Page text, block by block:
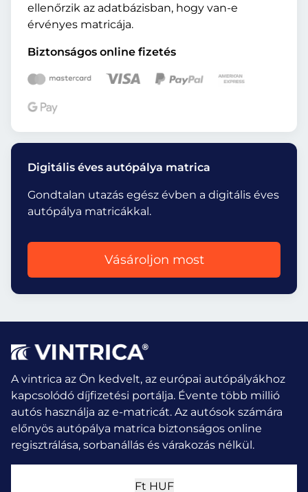
ellenőrzik az adatbázisban, hogy van-e
érvényes matricája.
Biztonságos online fizetés
Digitális éves autópálya matrica
Gondtalan utazás egész évben a digitális éves
autópálya matricákkal.
Vásároljon most
A vintrica az Ön kedvelt, az európai autópályákhoz
kapcsolódó díjfizetési portálja. Évente több millió
autós használja az e-matricát. Az autósok számára
előnyös autópálya matrica biztonságos online
regisztrálása, sorbanállás és várakozás nélkül.
Ft HUF